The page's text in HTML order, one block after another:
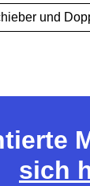
und
sich